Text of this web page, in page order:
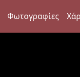
Φωτογραφίες